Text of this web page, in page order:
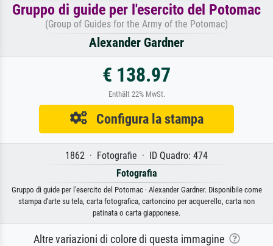
Gruppo di guide per l'esercito del Potomac
(Group of Guides for the Army of the Potomac)
Alexander Gardner
€ 138.97
Enthält 22% MwSt.
Configura la stampa
1862 · Fotografie · ID Quadro: 474
Fotografia
Gruppo di guide per l'esercito del Potomac · Alexander Gardner. Disponibile come
stampa d'arte su tela, carta fotografica, cartoncino per acquerello, carta non
patinata o carta giapponese.
Altre variazioni di colore di questa immagine